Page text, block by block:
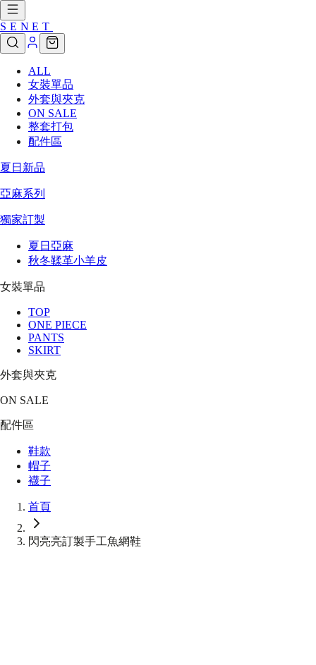
SENET
ALL
女裝單品
外套與夾克
ON SALE
整套打包
配件區
夏日新品
亞麻系列
獨家訂製
夏日亞麻
秋冬鞣革小羊皮
女裝單品
TOP
ONE PIECE
PANTS
SKIRT
外套與夾克
ON SALE
配件區
鞋款
帽子
襪子
首頁
閃亮亮訂製手工魚網鞋